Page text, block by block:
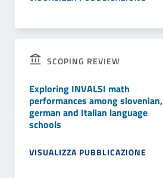
SCOPING REVIEW
Exploring INVALSI math
performances among slovenian,
german and Italian language
schools
VISUALIZZA PUBBLICAZIONE